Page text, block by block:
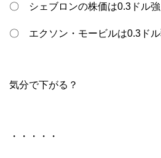
〇 シェブロンの株価は0.3ドル強
〇 エクソン・モービルは0.3ドル
気分で下がる？
・・・・・